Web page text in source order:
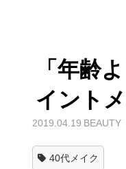
「年齢
イント
2019.04.19 BEAUTY
40代メイク